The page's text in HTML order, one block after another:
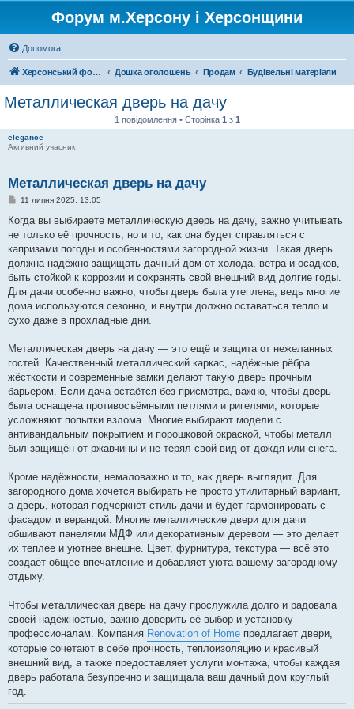
Форум м.Херсону і Херсонщини
Допомога
Херсонський форум Дошка оголошень Продам Будівельні матеріали
Металлическая дверь на дачу
1 повідомлення • Сторінка 1 з 1
elegance
Активний учасник
Металлическая дверь на дачу
П
в
д
о
л
е
н
я
11 липня 2025, 13:05
Когда вы выбираете металлическую дверь на дачу, важно учитывать
не только её прочность, но и то, как она будет справляться с
капризами погоды и особенностями загородной жизни. Такая дверь
должна надёжно защищать дачный дом от холода, ветра и осадков,
быть стойкой к коррозии и сохранять свой внешний вид долгие годы.
Для дачи особенно важно, чтобы дверь была утеплена, ведь многие
дома используются сезонно, и внутри должно оставаться тепло и
сухо даже в прохладные дни.
Металлическая дверь на дачу — это ещё и защита от нежеланных
гостей. Качественный металлический каркас, надёжные рёбра
жёсткости и современные замки делают такую дверь прочным
барьером. Если дача остаётся без присмотра, важно, чтобы дверь
была оснащена противосъёмными петлями и ригелями, которые
усложняют попытки взлома. Многие выбирают модели с
антивандальным покрытием и порошковой окраской, чтобы металл
был защищён от ржавчины и не терял свой вид от дождя или снега.
Кроме надёжности, немаловажно и то, как дверь выглядит. Для
загородного дома хочется выбирать не просто утилитарный вариант,
а дверь, которая подчеркнёт стиль дачи и будет гармонировать с
фасадом и верандой. Многие металлические двери для дачи
обшивают панелями МДФ или декоративным деревом — это делает
их теплее и уютнее внешне. Цвет, фурнитура, текстура — всё это
создаёт общее впечатление и добавляет уюта вашему загородному
отдыху.
Чтобы металлическая дверь на дачу прослужила долго и радовала
своей надёжностью, важно доверить её выбор и установку
профессионалам. Компания Renovation of Home предлагает двери,
которые сочетают в себе прочность, теплоизоляцию и красивый
внешний вид, а также предоставляет услуги монтажа, чтобы каждая
дверь работала безупречно и защищала ваш дачный дом круглый
год.